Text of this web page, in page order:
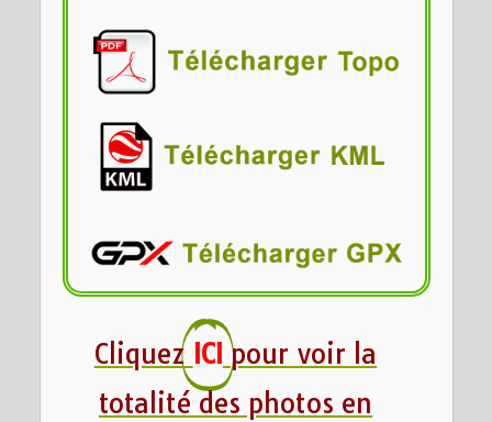
Cliquez ICI pour voir la
totalité des photos en